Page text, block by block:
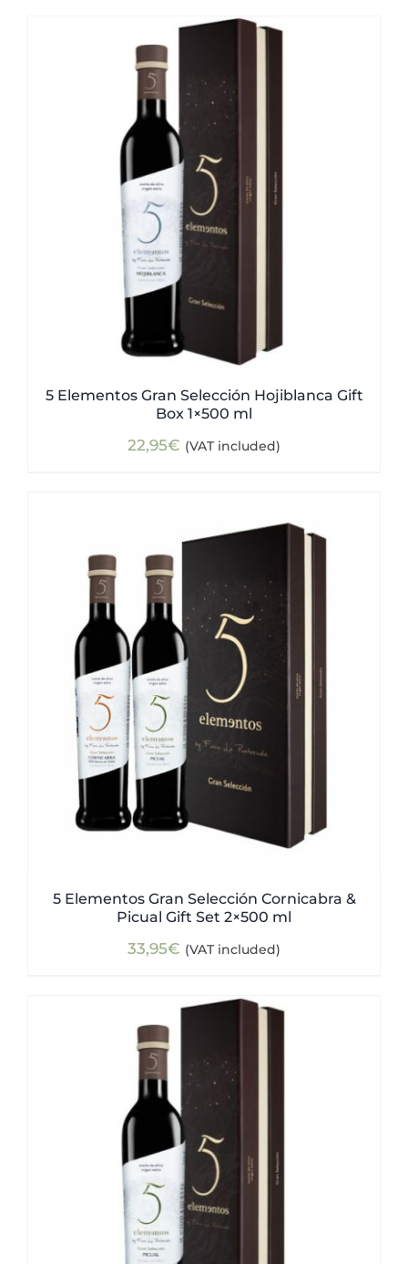
5 Elementos Gran Selección Hojiblanca Gift
Box 1×500 ml
22,95€ (VAT included)
5 Elementos Gran Selección Cornicabra &
Picual Gift Set 2×500 ml
33,95€ (VAT included)